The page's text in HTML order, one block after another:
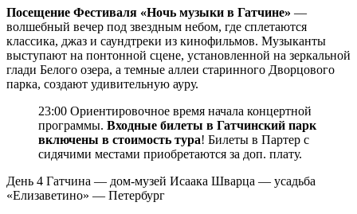
Посещение Фестиваля «Ночь музыки в Гатчине» —
волшебный вечер под звездным небом, где сплетаются
классика, джаз и саундтреки из кинофильмов. Музыканты
выступают на понтонной сцене, установленной на зеркальной
глади Белого озера, а темные аллеи старинного Дворцового
парка, создают удивительную ауру.
23:00 Ориентировочное время начала концертной
программы. Входные билеты в Гатчинский парк
включены в стоимость тура! Билеты в Партер с
сидячими местами приобретаются за доп. плату.
День 4 Гатчина — дом-музей Исаака Шварца — усадьба
«Елизаветино» — Петербург